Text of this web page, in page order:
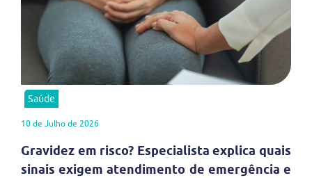
Saúde
10 de Julho de 2026
Gravidez em risco? Especialista explica quais
sinais exigem atendimento de emergência e